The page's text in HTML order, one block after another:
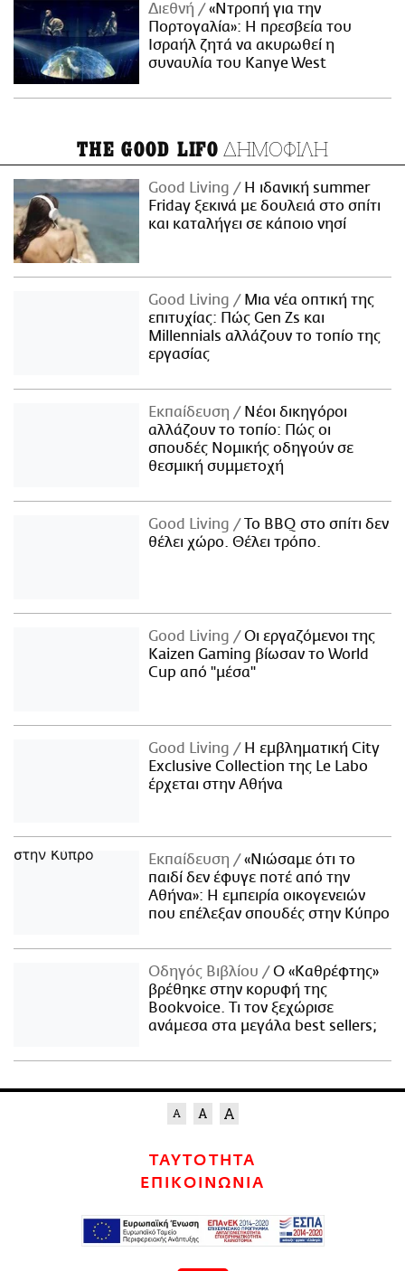
Διεθνή
«Ντροπή για την
Πορτογαλία»: Η πρεσβεία του
Ισραήλ ζητά να ακυρωθεί η
συναυλία του Kanye West
THE GOOD LIFO ΔΗΜΟΦΙΛΗ
Good Living
Η ιδανική summer
Friday ξεκινά με δουλειά στο σπίτι
και καταλήγει σε κάποιο νησί
Good Living
Μια νέα οπτική της
επιτυχίας: Πώς Gen Zs και
Millennials αλλάζουν το τοπίο της
εργασίας
Εκπαίδευση
Νέοι δικηγόροι
αλλάζουν το τοπίο: Πώς οι
σπουδές Νομικής οδηγούν σε
θεσμική συμμετοχή
Good Living
Το BBQ στο σπίτι δεν
θέλει χώρο. Θέλει τρόπο.
Good Living
Οι εργαζόμενοι της
Kaizen Gaming βίωσαν το World
Cup από "μέσα"
Good Living
Η εμβληματική City
Exclusive Collection της Le Labo
έρχεται στην Αθήνα
Εκπαίδευση
«Νιώσαμε ότι το
παιδί δεν έφυγε ποτέ από την
Αθήνα»: Η εμπειρία οικογενειών
που επέλεξαν σπουδές στην Κύπρο
Οδηγός Βιβλίου
Ο «Καθρέφτης»
βρέθηκε στην κορυφή της
Bookvoice. Τι τον ξεχώρισε
ανάμεσα στα μεγάλα best sellers;
ΤΑΥΤΟΤΗΤΑ
ΕΠΙΚΟΙΝΩΝΙΑ